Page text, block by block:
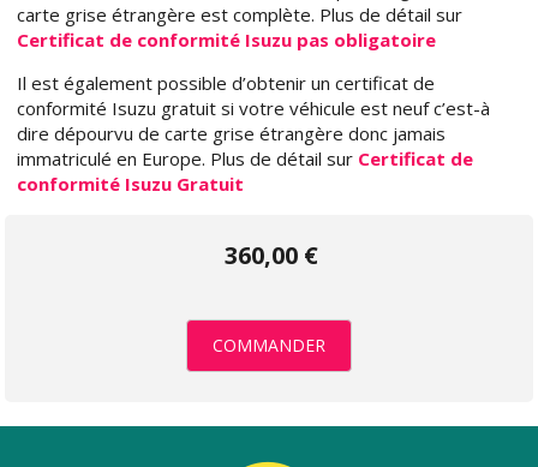
carte grise étrangère est complète. Plus de détail sur
Certificat de conformité Isuzu pas obligatoire
Il est également possible d’obtenir un certificat de
conformité Isuzu gratuit si votre véhicule est neuf c’est-à
dire dépourvu de carte grise étrangère donc jamais
immatriculé en Europe. Plus de détail sur Certificat de
conformité Isuzu Gratuit
360,00 €
COMMANDER